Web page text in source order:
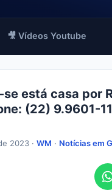
🎥 Vídeos Youtube
está casa por
(22) 9.9601-
2023 ·WM · Notícias em